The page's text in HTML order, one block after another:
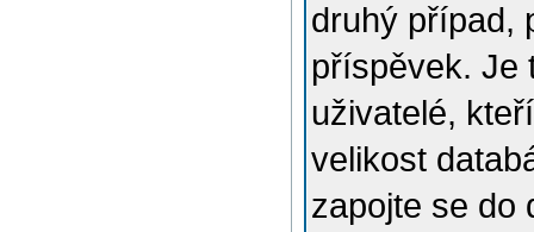
druhý případ,
příspěvek. Je
uživatelé,
velikost
zapojte se do